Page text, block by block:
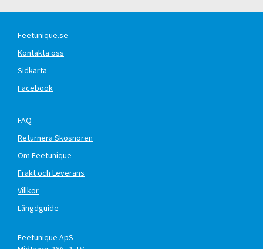
Feetunique.se
Kontakta oss
Sidkarta
Facebook
FAQ
Returnera Skosnören
Om Feetunique
Frakt och Leverans
Villkor
Längdguide
Feetunique ApS